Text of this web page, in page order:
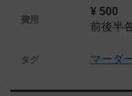
費用
¥ 500
前後半
タグ マーダ